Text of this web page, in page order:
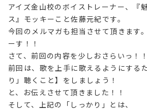
アイズ金山校のボイストレーナー、『
ス』モッキーこと佐藤元紀です。
今回のメルマガも担当させて頂きます
ーす！！
さて、前回の内容を少しおさらいっ！！
前回は、歌を上手に歌えるようにする
り」聴くこと】をしましょう！
と、お伝えさせて頂きました！！
そして、上記の「しっかり」とは、